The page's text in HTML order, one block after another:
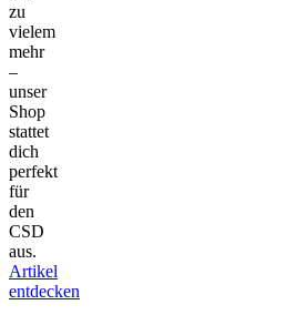
zu
vielem
mehr
–
unser
Shop
stattet
dich
perfekt
für
den
CSD
aus.
Artikel
entdecken